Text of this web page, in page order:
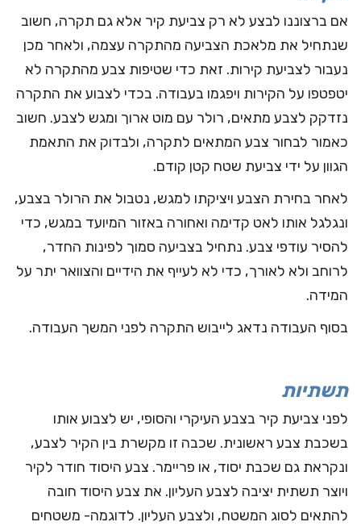
אם ברצוננו לבצע לא רק צביעת קיר אלא גם תקרה, חשוב
שנתחיל את מלאכת הצביעה מהתקרה עצמה, ולאחר מכן
נעבור לצביעת קירות. זאת כדי שטיפות צבע מהתקרה לא
יטפטפו על הקירות ויפגמו בעבודה. בכדי לצבוע את התקרה
נזדקק לצבע מתאים, רולר עם מוט ארוך ומגש לצבע. חשוב
כאמור לבחור צבע המתאים לתקרה, ולבדוק את התאמת
הגוון על ידי צביעת שטח קטן קודם.
לאחר בחירת הצבע ויציקתו למגש, נטבול את הרולר בצבע,
ונגלגל אותו לאט קדימה ואחורה באזור המיועד במגש, כדי
להסיר עודפי צבע. נתחיל בצביעה סמוך לפינות החדר,
לרוחב ולא לאורך, כדי לא לעייף את הידיים והצוואר יתר על
המידה.
בסוף העבודה נדאג לייבוש התקרה לפני המשך העבודה.
תשתיות
לפני צביעת קיר בצבע העיקרי והסופי, יש לצבוע אותו
בשכבת צבע ראשונית. שכבה זו מקשרת בין הקיר לצבע,
ונקראת גם שכבת יסוד, או פריימר. צבע היסוד חודר לקיר
ויוצר תשתית יציבה לצבע העליון. את צבע היסוד חובה
להתאים לסוג המשטח, ולצבע העליון. לדוגמה- משטחים